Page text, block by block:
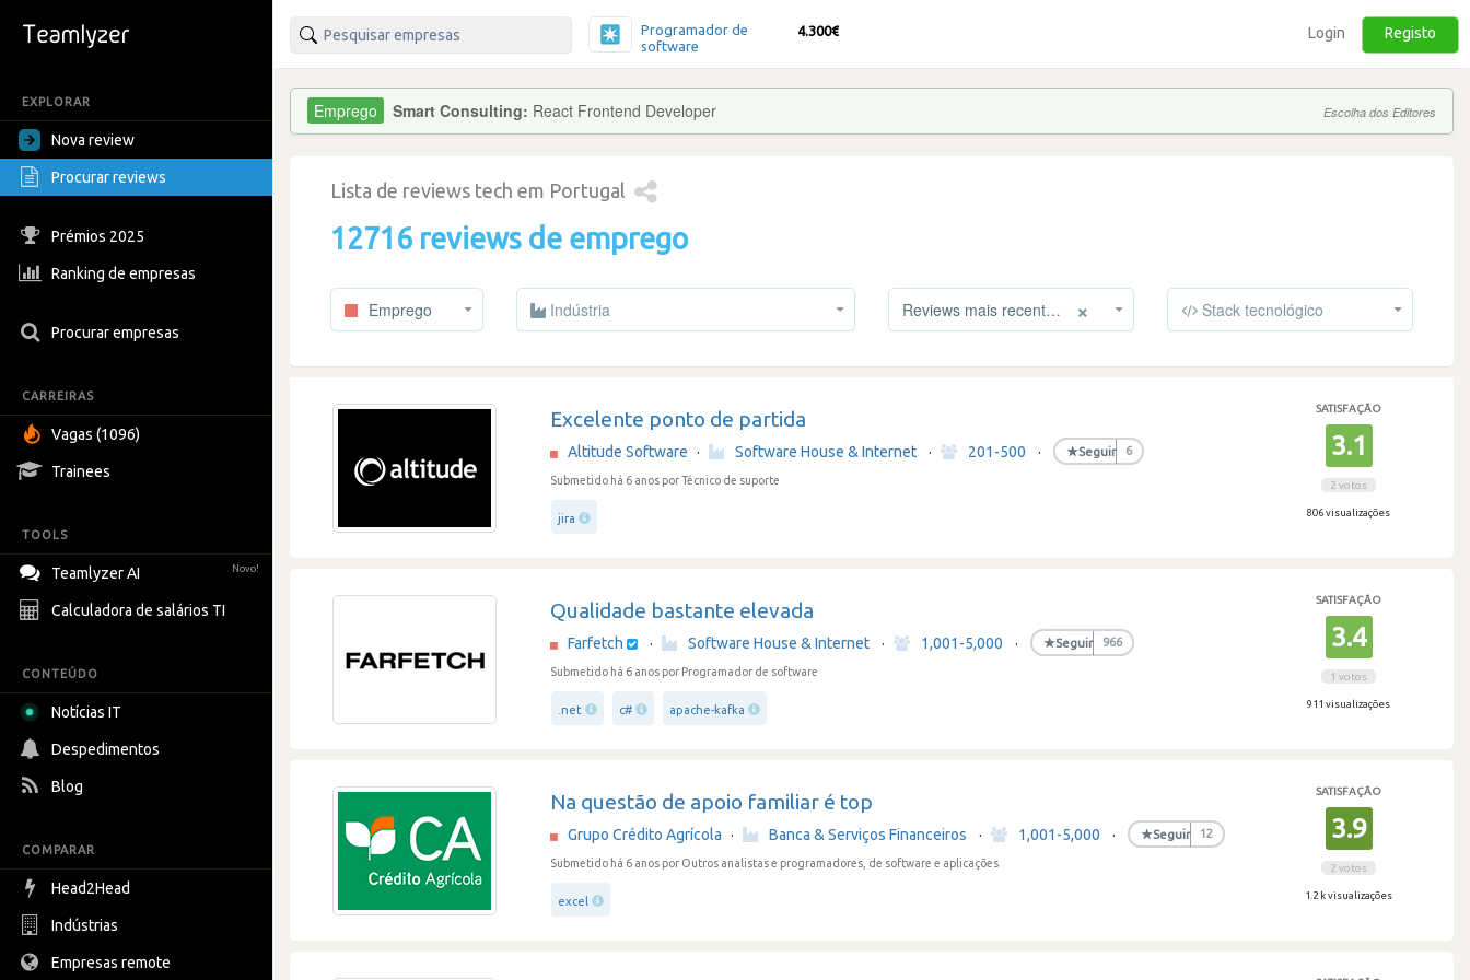
EXPLORAR
Nova review
Procurar reviews
Prémios 2025
Ranking de empresas
Procurar empresas
CARREIRAS
Vagas (1096)
Trainees
TOOLS
Teamlyzer AI Novo!
Calculadora de salários TI
CONTEÚDO
Notícias IT
Despedimentos
Blog
COMPARAR
Head2Head
Indústrias
Empresas remote
Programador de
software
4.300€ Login Registo
Smart Consulting: React Frontend Developer Escolha dos Editores
Lista de reviews tech em Portugal
12716 reviews de emprego
Emprego Indústria ×
Reviews mais recentes Stack tecnológico
Excelente ponto de partida
Altitude Software · Software House & Internet · 201-500 · ★Seguir 6
Submetido há 6 anos por Técnico de suporte
jira
SATISFAÇÃO
3.1
2 votos
806 visualizações
Qualidade bastante elevada
Farfetch · Software House & Internet · 1,001-5,000 · ★Seguir 966
Submetido há 6 anos por Programador de software
.net c# apache-kafka
SATISFAÇÃO
3.4
1 votos
911 visualizações
Na questão de apoio familiar é top
Grupo Crédito Agrícola · Banca & Serviços Financeiros · 1,001-5,000 · ★Seguir 12
Submetido há 6 anos por Outros analistas e programadores, de software e aplicações
excel
SATISFAÇÃO
3.9
2 votos
1.2 k visualizações